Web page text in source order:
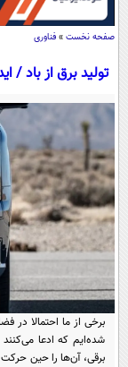
صفحه نخست » فناوری
تولید برق از باد
برخی از ما احتمالا در
شده‌ایم که ادعا
برقی، آن‌ها را حین حرکت